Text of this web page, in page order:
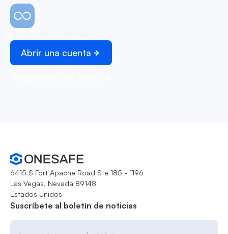
Abrir una cuenta
6415 S Fort Apache Road Ste 185 - 1196
Las Vegas, Nevada 89148
Estados Unidos
Suscríbete al boletín de noticias